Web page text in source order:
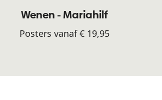
Wenen - Mariahilf
Posters vanaf € 19,95